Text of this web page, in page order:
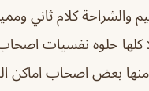
والشراحة كلام ثاني
كلها حلوه نفسيات
بعض اصحاب اماكن